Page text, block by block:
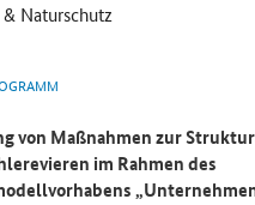
Naturschutz
von Maßnahmen zur
im Rahmen des